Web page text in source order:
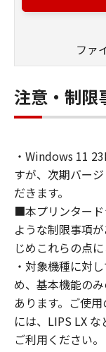
connected
Computer").
You may
Computer to
that you
abide by the
shall be
obligations
You may
solely for a
2.
You shall not
expressly
shall not
loan, convey
ファ
注意・制限
・Windows 11
すが、次期バー
だきます。
■本プリンター
ような制限事項
じめこれらの点
・対象機種に対
め、基本機能の
あります。ご使
には、LIPS LX
ご利用ください。